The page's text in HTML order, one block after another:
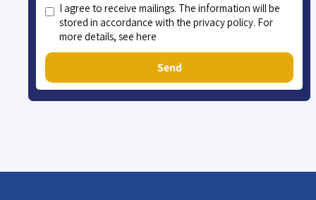
I agree to receive mailings. The information will be
stored in accordance with the privacy policy. For
more details, see here
Send